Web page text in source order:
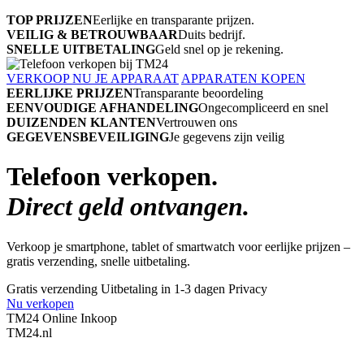
TOP PRIJZENEerlijke en transparante prijzen.
VEILIG & BETROUWBAARDuits bedrijf.
SNELLE UITBETALINGGeld snel op je rekening.
VERKOOP NU JE APPARAAT APPARATEN KOPEN
EERLIJKE PRIJZENTransparante beoordeling
EENVOUDIGE AFHANDELINGOngecompliceerd en snel
DUIZENDEN KLANTENVertrouwen ons
GEGEVENSBEVEILIGINGJe gegevens zijn veilig
Telefoon verkopen.
Direct geld ontvangen.
Verkoop je smartphone, tablet of smartwatch voor eerlijke prijzen –
gratis verzending, snelle uitbetaling.
Gratis verzending Uitbetaling in 1-3 dagen Privacy
Nu verkopen
TM24 Online Inkoop
TM24.nl